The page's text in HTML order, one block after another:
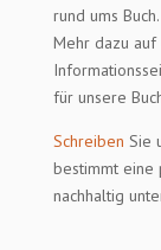
rund ums Buch.
Mehr dazu
für unsere
Schreiben Sie
bestimmt eine
nachhaltig